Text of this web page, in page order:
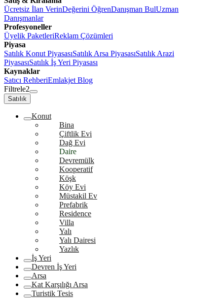
Ücretsiz İlan VerinDeğerini ÖğrenDanışman BulUzman
Danışmanlar
Profesyoneller
Üyelik PaketleriReklam Çözümleri
Piyasa
Satılık Konut PiyasasıSatılık Arsa PiyasasıSatılık Arazi
PiyasasıSatılık İş Yeri Piyasası
Kaynaklar
Satıcı RehberiEmlakjet Blog
Filtrele2
Satılık
Konut
Bina
Çiftlik Evi
Dağ Evi
Daire
Devremülk
Kooperatif
Köşk
Köy Evi
Müstakil Ev
Prefabrik
Residence
Villa
Yalı
Yalı Dairesi
Yazlık
İş Yeri
Devren İş Yeri
Arsa
Kat Karşılığı Arsa
Turistik Tesis